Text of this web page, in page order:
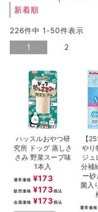
SNS
ご利用案内
ようこそ ゲスト 様
ログイン
新着順
226件中 1 -50件表示
1
2
ハッスルおやつ研
究所 ドッグ 蒸しさ
さみ 野菜スープ味
1本入
通常価格 ¥173
販売価格 ¥173 税込
会員価格 ¥173 税込
【
やり
ジュ
分補
ー砂
菌入
通常価格